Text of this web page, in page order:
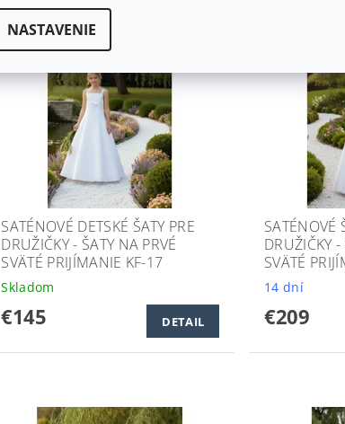
SATÉNOVÉ DETSKÉ ŠATY PRE
DRUŽIČKY - ŠATY NA PRVÉ
SVÄTÉ PRIJÍMANIE KF-17
Skladom
€145 DETAIL
SATÉNOVÉ
DRUŽIČKY -
SVÄTÉ
14 dní
€209
NASTAVENIE